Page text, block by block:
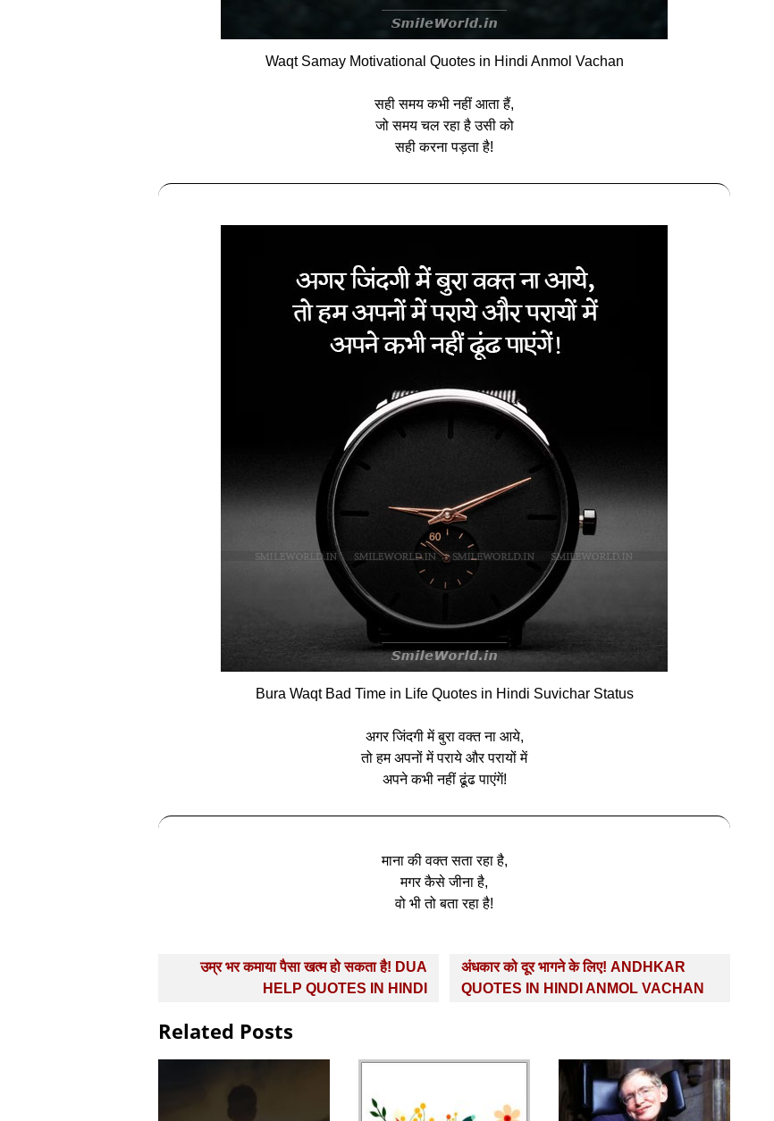
Waqt Samay Motivational Quotes in Hindi Anmol Vachan
सही समय कभी नहीं आता हैं,
जो समय चल रहा है उसी को
सही करना पड़ता है!
Bura Waqt Bad Time in Life Quotes in Hindi Suvichar Status
अगर जिंदगी में बुरा वक्त ना आये,
तो हम अपनों में पराये और परायों में
अपने कभी नहीं ढूंढ पाएंगें!
माना की वक्‍त सता रहा है,
मगर कैसे जीना है,
वो भी तो बता रहा है!
Post
navigation
उम्र भर कमाया पैसा खत्म हो सकता है! DUA
HELP QUOTES IN HINDI
अंधकार को दूर भागने के लिए! ANDHKAR
QUOTES IN HINDI ANMOL VACHAN
Related Posts